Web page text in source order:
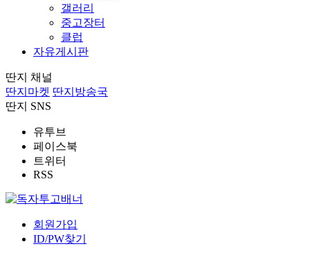
갤러리
중고장터
클럽
자유게시판
딴지 채널
딴지마켓 딴지방송국
딴지 SNS
유투브
페이스북
트위터
RSS
회원가입
ID/PW찾기